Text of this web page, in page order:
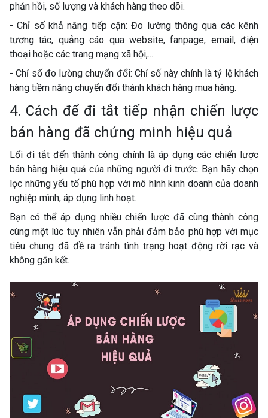
phản hồi, số lượng và khách hàng theo dõi.
- Chỉ số khả năng tiếp cận: Đo lường thông qua các kênh
tương tác, quảng cáo qua website, fanpage, email, điện
thoại hoặc các trang mạng xã hội,...
- Chỉ số đo lường chuyển đổi: Chỉ số này chính là tỷ lệ khách
hàng tiềm năng chuyển đổi thành khách hàng mua hàng.
4. Cách để đi tắt tiếp nhận chiến lược
bán hàng đã chứng minh hiệu quả
Lối đi tắt đến thành công chính là áp dụng các chiến lược
bán hàng hiệu quả của những người đi trước. Bạn hãy chọn
lọc những yếu tố phù hợp với mô hình kinh doanh của doanh
nghiệp mình, áp dụng linh hoạt.
Bạn có thể áp dụng nhiều chiến lược đã cùng thành công
cùng một lúc tuy nhiên vẫn phải đảm bảo phù hợp với mục
tiêu chung đã đề ra tránh tình trạng hoạt động rời rạc và
không gắn kết.